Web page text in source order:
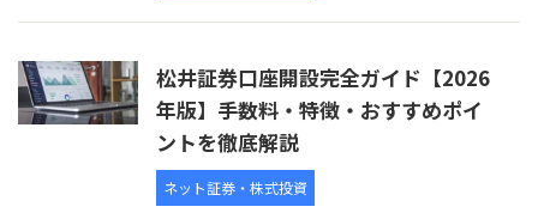
松井証券口座開設完全ガイド【2026
年版】手数料・特徴・おすすめポイ
ントを徹底解説
ネット証券・株式投資